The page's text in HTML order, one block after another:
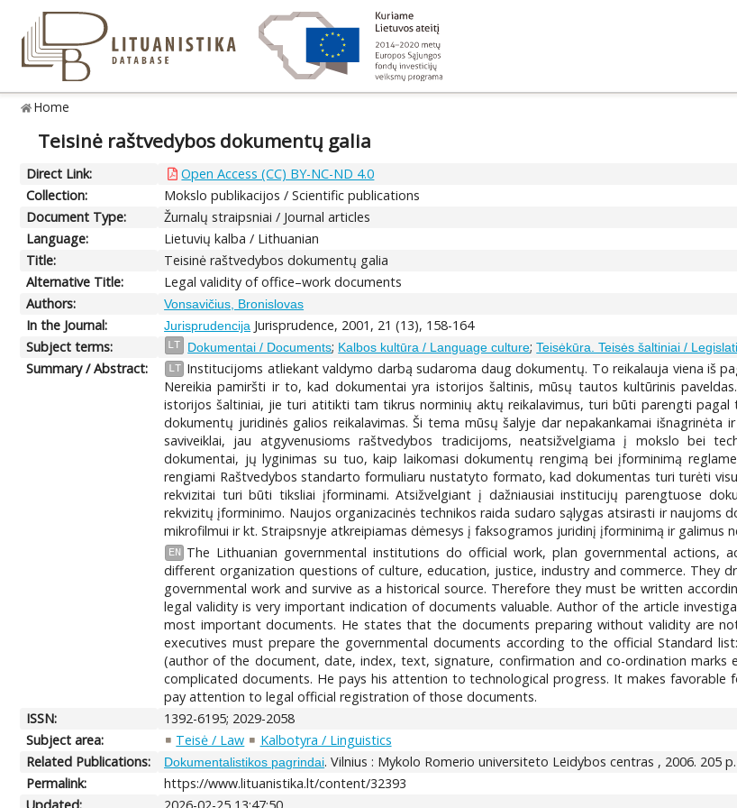
Home
Teisinė raštvedybos dokumentų galia
Direct Link:
Open Access (CC) BY-NC-ND 4.0
Collection:
Mokslo publikacijos / Scientific publications
Document Type:
Žurnalų straipsniai / Journal articles
Language:
Lietuvių kalba / Lithuanian
Title:
Teisinė raštvedybos dokumentų galia
Alternative Title:
Legal validity of office–work documents
Authors:
Vonsavičius, Bronislovas
In the Journal: Jurisprudencija Jurisprudence, 2001, 21 (13), 158-164
Subject terms:
LT Dokumentai / Documents; Kalbos kultūra / Language culture;Teisėkūra. Teisės šaltiniai /
Summary / Abstract: LT Institucijoms atliekant valdymo darbą sudaroma daug dokumentų. To reikalauja viena iš
Nereikia pamiršti ir to, kad dokumentai yra istorijos šaltinis, mūsų tautos kultūrinis
istorijos šaltiniai, jie turi atitikti tam tikrus norminių aktų reikalavimus, turi būti parengti pagal
dokumentų juridinės galios reikalavimas. Ši tema mūsų šalyje dar nepakankamai išnagrinėta
saviveiklai, jau atgyvenusioms raštvedybos tradicijoms, neatsižvelgiama į mokslo bei
dokumentai, jų lyginimas su tuo, kaip laikomasi dokumentų rengimą bei įforminimą
rengiami Raštvedybos standarto formuliaru nustatyto formato, kad dokumentas turi turėti
rekvizitai turi būti tiksliai įforminami. Atsižvelgiant į dažniausiai institucijų parengtuose
rekvizitų įforminimo. Naujos organizacinės technikos raida sudaro sąlygas atsirasti ir naujoms
mikrofilmui ir kt. Straipsnyje atkreipiamas dėmesys į faksogramos juridinį įforminimą ir galimus
EN
The Lithuanian governmental institutions do official work, plan governmental actions,
different organization questions of culture, education, justice, industry and commerce. They
governmental work and survive as a historical source. Therefore they must be written
legal validity is very important indication of documents valuable. Author of the article
most important documents. He states that the documents preparing without validity are
executives must prepare the governmental documents according to the official Standard
(author of the document, date, index, text, signature, confirmation and co-ordination
complicated documents. He pays his attention to technological progress. It makes
pay attention to legal official registration of those documents.
ISSN:
1392-6195; 2029-2058
Subject area:
Teisė / Law
Kalbotyra / Linguistics
Related Publications:
Dokumentalistikos pagrindai. Vilnius : Mykolo Romerio universiteto Leidybos centras , 2006. 205 p.
Permalink:
https://www.lituanistika.lt/content/32393
Updated:
2026-02-25 13:47:50